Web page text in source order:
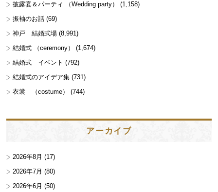
披露宴＆パーティ （Wedding party）
(1,158)
振袖のお話 (69)
神戸 結婚式場 (8,991)
結婚式 （ceremony）
(1,674)
結婚式 イベント (792)
結婚式のアイデア集 (731)
衣裳 （costume）
(744)
アーカイブ
2026年8月 (17)
2026年7月 (80)
2026年6月 (50)